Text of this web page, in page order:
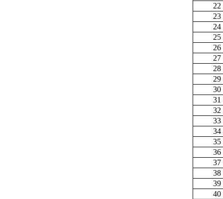
22
23
24
25
26
27
28
29
30
31
32
33
34
35
36
37
38
39
40